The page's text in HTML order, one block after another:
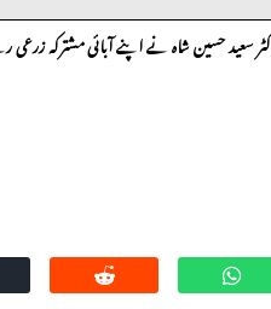
حسین شاہ نے اپنے آبائی مشترکہ زرعی